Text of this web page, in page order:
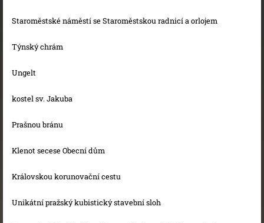
Staroměstské náměstí se Staroměstskou radnicí a orlojem
Týnský chrám
Ungelt
kostel sv. Jakuba
Prašnou bránu
Klenot secese Obecní dům
Královskou korunovační cestu
Unikátní pražský kubistický stavební sloh